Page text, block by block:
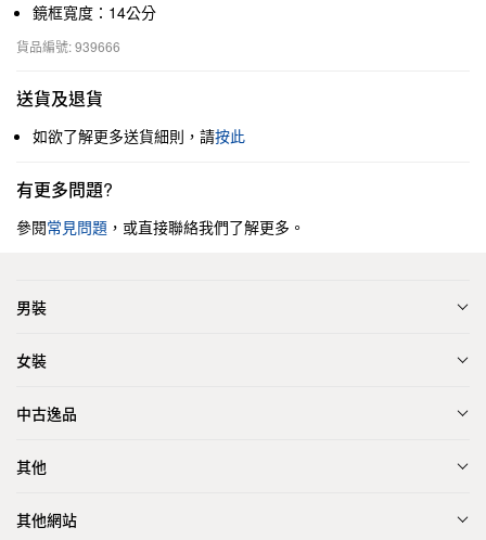
鏡框寬度：14公分
貨品編號: 939666
送貨及退貨
如欲了解更多送貨細則，請按此
有更多問題?
參閱常見問題 ，或直接聯絡我們了解更多。
男裝
女裝
中古逸品
其他
其他網站